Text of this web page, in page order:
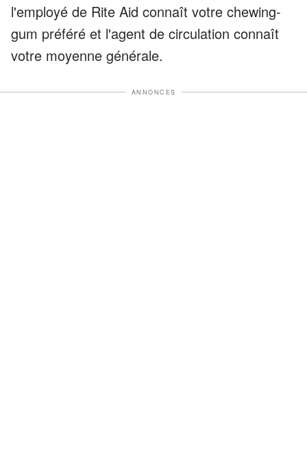
l'employé de Rite Aid connaît votre chewing-
gum préféré et l'agent de circulation connaît
votre moyenne générale.
ANNONCES